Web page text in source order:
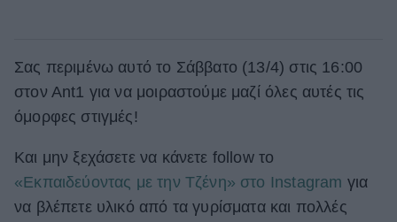
Σας περιμένω αυτό το Σάββατο (13/4) στις 16:00
στον Αnt1 για να μοιραστούμε μαζί όλες αυτές τις
όμορφες στιγμές!
Και μην ξεχάσετε να κάνετε follow το
«Εκπαιδεύοντας με την Τζένη» στο Instagram για
να βλέπετε υλικό από τα γυρίσματα και πολλές